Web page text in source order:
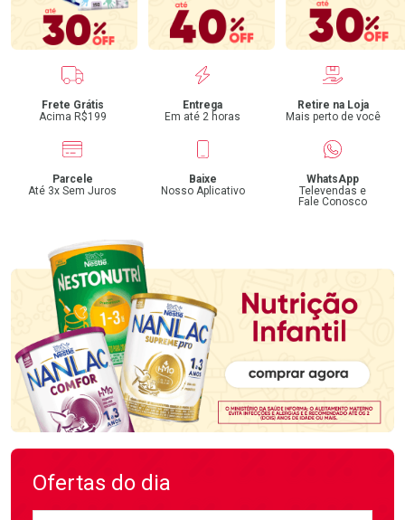
Benefícios
Frete Grátis
Acima R$199
Entrega
Em até 2 horas
Retire na Loja
Mais perto de você
Parcele
Até 3x Sem Juros
Baixe
Nosso Aplicativo
WhatsApp
Televendas e
Fale Conosco
Ofertas do dia